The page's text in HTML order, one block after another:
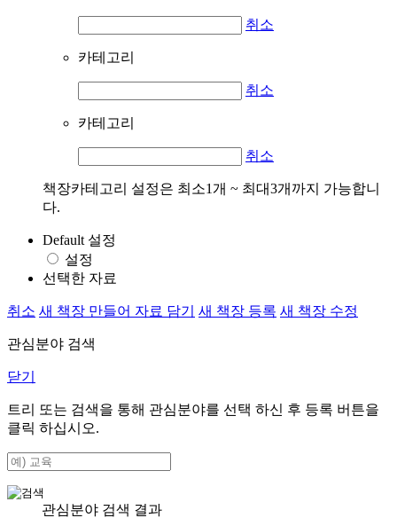
취소
카테고리
취소
카테고리
취소
책장카테고리 설정은 최소1개 ~ 최대3개까지 가능합니
다.
Default 설정
설정
선택한 자료
취소 새 책장 만들어 자료 담기 새 책장 등록 새 책장 수정
관심분야 검색
닫기
트리 또는 검색을 통해 관심분야를 선택 하신 후 등록 버튼을
클릭 하십시오.
관심분야 검색 결과